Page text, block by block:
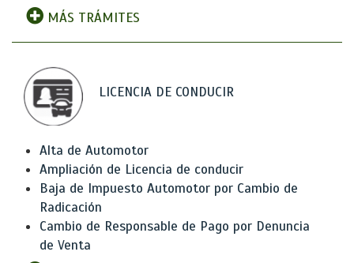
MÁS TRÁMITES
LICENCIA DE CONDUCIR
Alta de Automotor
Ampliación de Licencia de conducir
Baja de Impuesto Automotor por Cambio de
Radicación
Cambio de Responsable de Pago por Denuncia
de Venta